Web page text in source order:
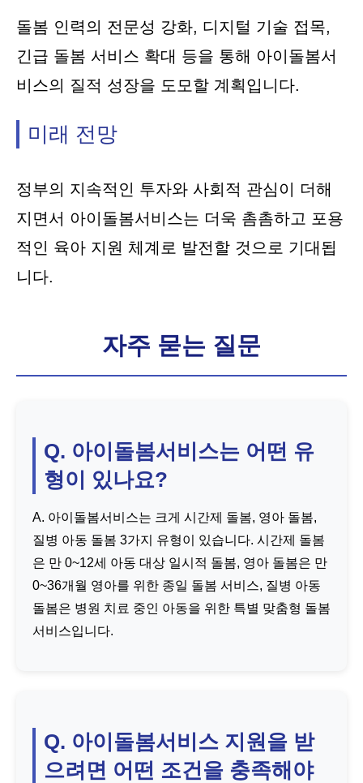
돌봄 인력의 전문성 강화, 디지털 기술 접목,
긴급 돌봄 서비스 확대 등을 통해 아이돌봄서
비스의 질적 성장을 도모할 계획입니다.
미래 전망
정부의 지속적인 투자와 사회적 관심이 더해
지면서 아이돌봄서비스는 더욱 촘촘하고 포용
적인 육아 지원 체계로 발전할 것으로 기대됩
니다.
자주 묻는 질문
Q. 아이돌봄서비스는 어떤 유
형이 있나요?
A. 아이돌봄서비스는 크게 시간제 돌봄, 영아 돌봄,
질병 아동 돌봄 3가지 유형이 있습니다. 시간제 돌봄
은 만 0~12세 아동 대상 일시적 돌봄, 영아 돌봄은 만
0~36개월 영아를 위한 종일 돌봄 서비스, 질병 아동
돌봄은 병원 치료 중인 아동을 위한 특별 맞춤형 돌봄
서비스입니다.
Q. 아이돌봄서비스 지원을 받
으려면 어떤 조건을 충족해야